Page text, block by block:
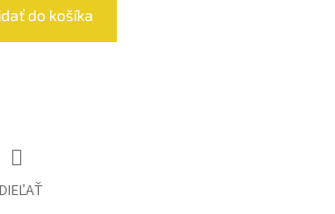
do košíka